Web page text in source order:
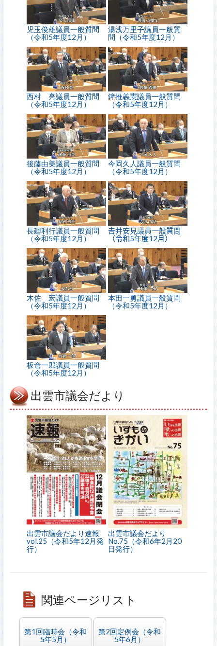
児玉俊雄議員一般質問
（令和5年度12月）
湯浅万里子議員一般質
問（令和5年度12月）
西村 亮議員一般質問
（令和5年度12月）
鐘推義憲議員一般質問
（令和5年度12月）
後藤由美議員一般質問
（令和5年度12月）
今岡久人議員一般質問
（令和5年度12月）
長廻利行議員一般質問
（令和5年度12月）
𠮷井安見議員一般質問
（令和5年度12月）
木佐 宏議員一般質問
（令和5年度12月）
本田一勇議員一般質問
（令和5年度12月）
板倉一郎議員一般質問
（令和5年度12月）
出雲市議会だより
出雲市議会だより速報
vol.25（令和5年12月発
行）
出雲市議会だより
No.75（令和6年2月20
日発行）
関連ページリスト
第1回臨時会（令和
5年5月）
第2回定例会（令和
5年6月）